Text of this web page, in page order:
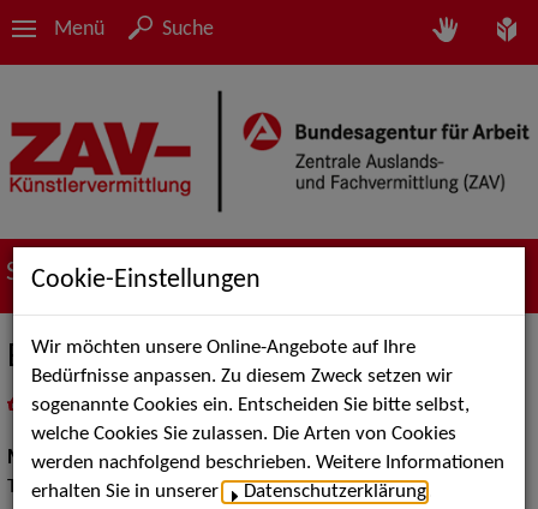
Menü Suche
Suche nach Künstler*innen
Bozen Brass
als PDF speichern
inMeine Merklistelegen
Musik:Jazz, Klassische und Historische Musik, Pop, Rock &
Tanzmusik, Volksmusik und Intern. Folklore
Cookie-Einstellungen
Wir möchten unsere Online-Angebote auf Ihre
Bedürfnisse anpassen. Zu diesem Zweck setzen wir
sogenannte Cookies ein. Entscheiden Sie bitte selbst,
welche Cookies Sie zulassen. Die Arten von Cookies
werden nachfolgend beschrieben. Weitere Informationen
erhalten Sie in unserer
Datenschutzerklärung